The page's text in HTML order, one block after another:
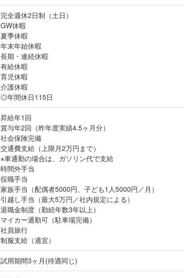
完全週休2日制（土日）
GW休暇
夏季休暇
年末年始休暇
長期・連続休暇
有給休暇
育児休暇
介護休暇
◎年間休日115日
昇給年1回
賞与年2回（昨年度実績4.5ヶ月分）
社会保険完備
交通費支給（上限月2万円まで）
※車通勤の場合は、ガソリン代で支給
時間外手当
役職手当
家族手当（配偶者5000円、子ども1人5000円／月）
引越し手当（最大5万円／社内規定による）
退職金制度（勤続年数3年以上）
マイカー通勤可（駐車場完備）
社員旅行
制服支給（適宜）
試用期間3ヶ月(待遇同じ)